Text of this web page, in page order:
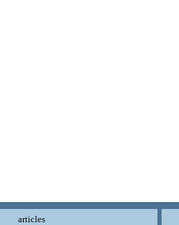
articles